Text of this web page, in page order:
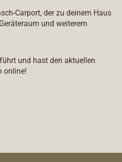
Carport, der zu deinem Haus
und weiterem
und hast den aktuellen
online!